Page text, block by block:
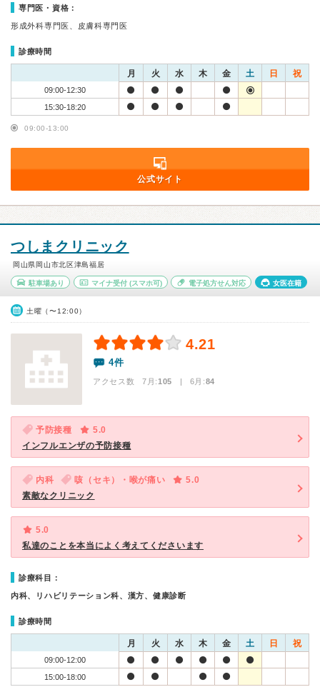
専門医・資格：
形成外科専門医、皮膚科専門医
診療時間
月 火 水 木 金 土 日 祝
09:00-12:30
15:30-18:20
09:00-13:00
公式サイト
つしまクリニック
岡山県岡山市北区津島福居
駐車場あり マイナ受付(スマホ可) 電子処方せん対応 女医在籍
土曜（〜12:00）
4.21
4件
アクセス数 7月:105 | 6月:84
予防接種
5.0
インフルエンザの予防接種
内科 咳（セキ）・喉が痛い
5.0
素敵なクリニック
5.0
私達のことを本当によく考えてくださいます
診療科目：
内科、リハビリテーション科、漢方、健康診断
診療時間
月 火 水 木 金 土 日 祝
09:00-12:00
15:00-18:00